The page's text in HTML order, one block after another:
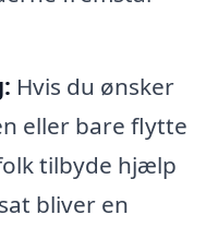
Hvis du ønsker
eller bare flytte
tilbyde hjælp
bliver en